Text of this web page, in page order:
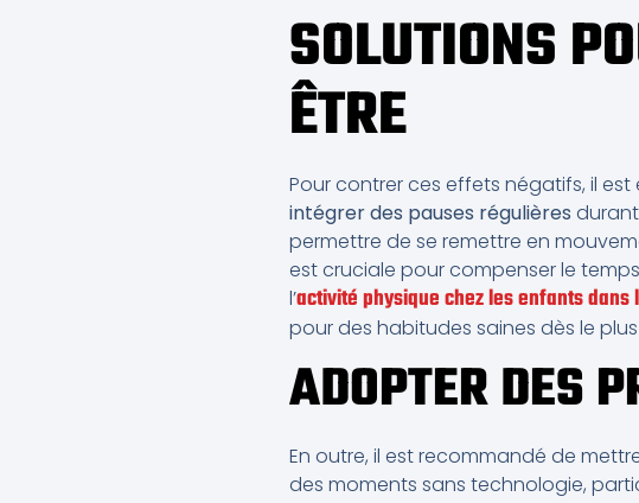
SOLUTIONS
ÊTRE
Pour contrer ces effets négatifs, il
intégrer des pauses régulières
permettre de se remettre en
est cruciale pour compenser le
l’activité physique chez les enfants dans
pour des habitudes saines dès le
ADOPTER DES
En outre, il est recommandé de
des moments sans technologie,